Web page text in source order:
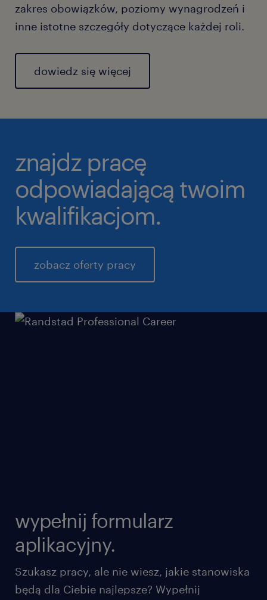
zakres obowiązków, poziomy wynagrodzeń i
inne istotne szczegóły dotyczące każdej roli.
dowiedz się więcej
znajdz pracę
odpowiadającą twoim
kwalifikacjom.
zobacz oferty pracy
wypełnij formularz
aplikacyjny.
Szukasz pracy, ale nie wiesz, jakie stanowiska
będą dla Ciebie najlepsze? Wypełnij